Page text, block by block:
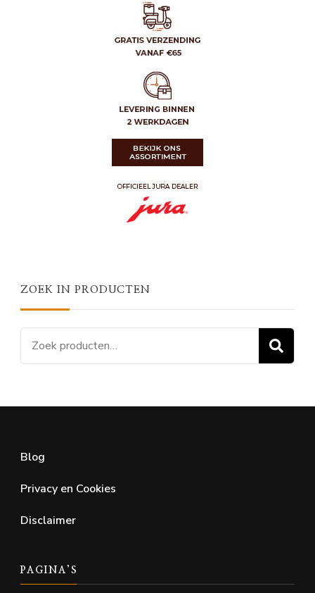
ZOEK IN PRODUCTEN
Zoeken
naar:
Blog
Privacy en Cookies
Disclaimer
PAGINA’S